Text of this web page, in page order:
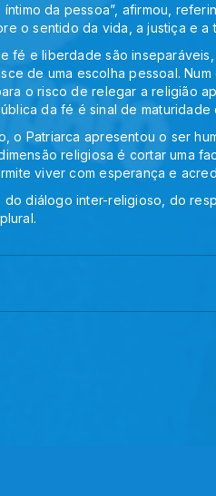
da pessoa”, afirmou,
o sentido da vida, a justiça e a
fé e liberdade são
de uma escolha pessoal.
o risco de relegar a religião
da fé é sinal de maturidade
o Patriarca apresentou o ser
religiosa é cortar uma
viver com esperança e
do diálogo inter-religioso, do